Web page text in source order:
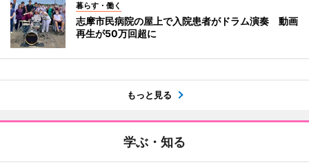
暮らす・働く
志摩市民病院の屋上で入院患者がドラム演奏 動画
再生が50万回超に
もっと見る
学ぶ・知る